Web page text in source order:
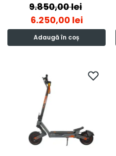
9.850,00lei
6.250,00 lei
Adaugă în coș